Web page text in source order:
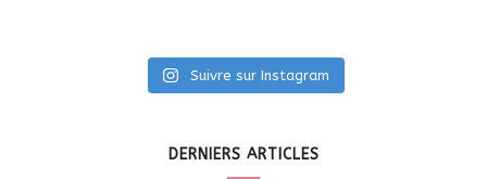
Suivre sur Instagram
DERNIERS ARTICLES